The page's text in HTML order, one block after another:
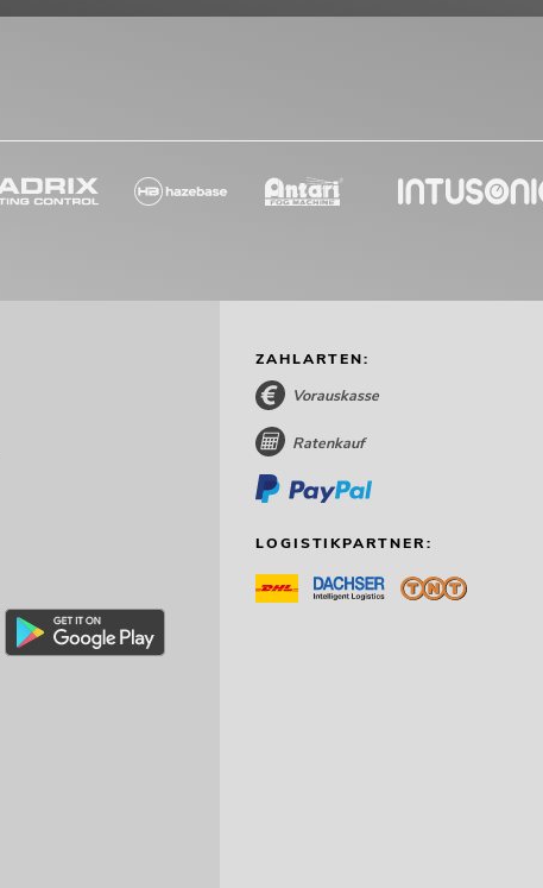
ZAHLARTEN:
Vorauskasse
Ratenkauf
LOGISTIKPARTNER: